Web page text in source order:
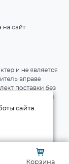
Корзина
на сайт
и не является
вправе
поставки без
на официальном
сайта.